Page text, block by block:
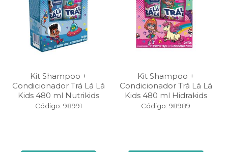
Kit Shampoo +
Condicionador Trá Lá Lá
Kids 480 ml Nutrikids
Código: 98991
Kit Shampoo +
Condicionador Trá Lá Lá
Kids 480 ml Hidrakids
Código: 98989